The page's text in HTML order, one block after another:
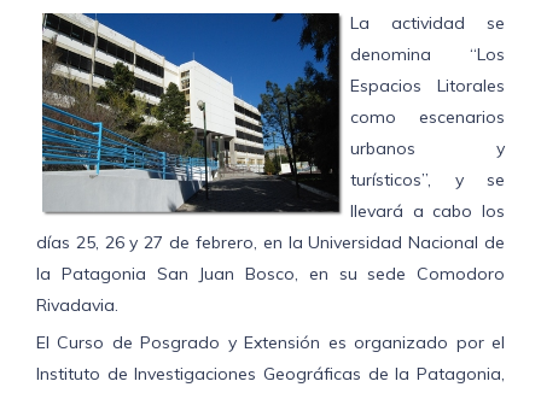
La actividad se
denomina “Los
Espacios Litorales
como escenarios
urbanos y
turísticos”, y se
llevará a cabo los
días 25, 26 y 27 de febrero, en la Universidad Nacional de
la Patagonia San Juan Bosco, en su sede Comodoro
Rivadavia.
El Curso de Posgrado y Extensión es organizado por el
Instituto de Investigaciones Geográficas de la Patagonia,